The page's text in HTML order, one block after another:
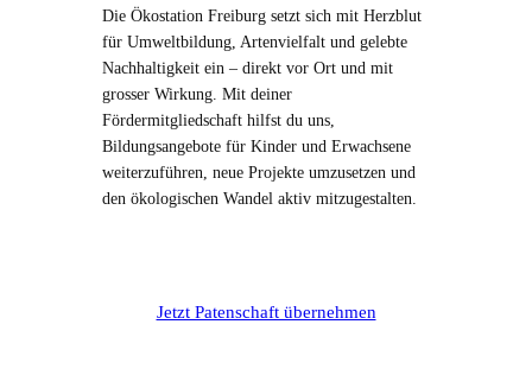
Die Ökostation Freiburg setzt sich mit Herzblut
für Umweltbildung, Artenvielfalt und gelebte
Nachhaltigkeit ein – direkt vor Ort und mit
grosser Wirkung. Mit deiner
Fördermitgliedschaft hilfst du uns,
Bildungsangebote für Kinder und Erwachsene
weiterzuführen, neue Projekte umzusetzen und
den ökologischen Wandel aktiv mitzugestalten.
Jetzt Patenschaft übernehmen